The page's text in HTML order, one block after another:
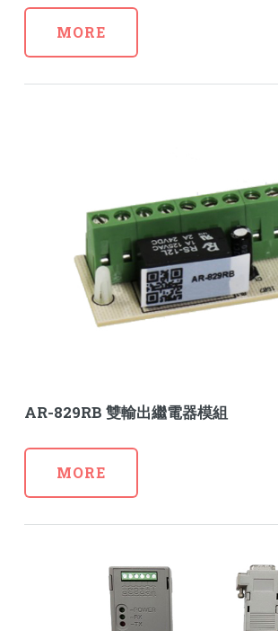
MORE
AR-829RB 雙輸出繼電器模組
MORE